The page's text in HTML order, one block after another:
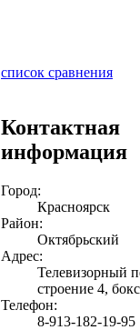
список сравнения
Контактная
информация
Город:
Красноярск
Район:
Октябрьский
Адрес:
Телевизорный
строение 4,
Телефон:
8-913-182-19-95